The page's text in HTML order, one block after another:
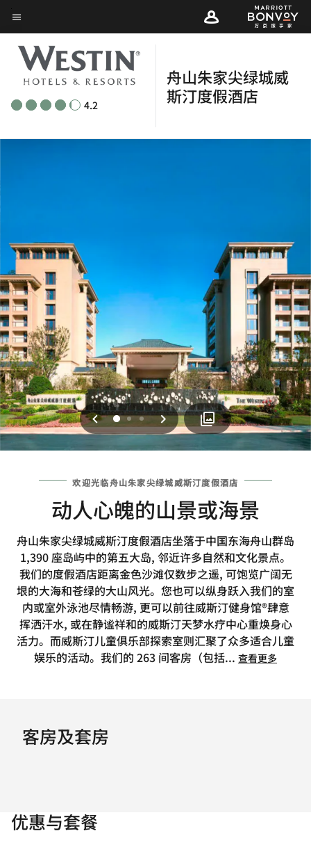
Skip
to
main
content
菜单文本
4.2
舟山朱家尖绿城威
斯汀度假酒店
上一页
012 下一页
欢迎光临舟山朱家尖绿城威斯汀度假酒店
动人心魄的山景或海景
舟山朱家尖绿城威斯汀度假酒店坐落于中国东海舟山群岛
1,390 座岛屿中的第五大岛, 邻近许多自然和文化景点。
我们的度假酒店距离金色沙滩仅数步之遥, 可饱览广阔无
垠的大海和苍绿的大山风光。您也可以纵身跃入我们的室
内或室外泳池尽情畅游, 更可以前往威斯汀健身馆®肆意
挥洒汗水, 或在静谧祥和的威斯汀天梦水疗中心重焕身心
活力。而威斯汀儿童俱乐部探索室则汇聚了众多适合儿童
娱乐的活动。我们的 263 间客房（包括... 查看更多
客房及套房
优惠与套餐